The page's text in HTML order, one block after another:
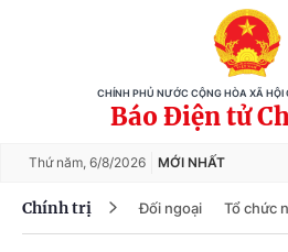
CHÍNH PHỦ NƯỚC CỘNG HÒA XÃ
Báo Điện tử
Thứ năm, 6/8/2026 MỚI NHẤT
Chính trị Đối ngoại Tổ chức